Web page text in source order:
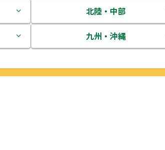
北陸・中部
新潟県
九州・沖縄